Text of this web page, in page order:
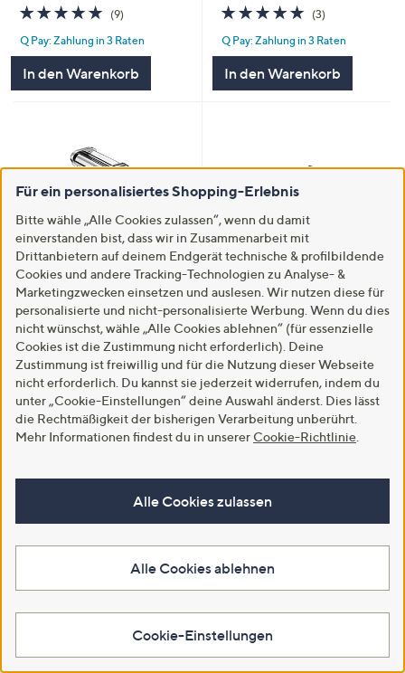
4.7
von
5
(9)
Q Pay: Zahlung in 3 Raten
In den Warenkorb
4.7
von
5
(3)3
Q Pay: Zahlung in 3 Raten
In den Warenkorb
Top-Kundenbewertung
KITCHENAID® Nudelvorsatz
aus Edelstahl inkl.
Reinigungsbürste 3tlg.
€ 149,99
4.7
von
5
(102)102
Bewertungen
Q Pay: Zahlung in 3 Raten
WOLL® D-Lite Bratpfannen-
Set, 2tlg Ø20 & 24cm PFAS-frei
€ 114,99
4.7
von
5
(3)3
Bewertungen
Q Pay: Zahlung in 3 Raten
In den Warenkorb
Für ein personalisiertes Shopping-Erlebnis
Bitte wähle „Alle Cookies zulassen“, wenn du damit
einverstanden bist, dass wir in Zusammenarbeit mit
Drittanbietern auf deinem Endgerät technische & profilbildende
Cookies und andere Tracking-Technologien zu Analyse- &
Marketingzwecken einsetzen und auslesen. Wir nutzen diese für
personalisierte und nicht-personalisierte Werbung. Wenn du dies
nicht wünschst, wähle „Alle Cookies ablehnen“ (für essenzielle
Cookies ist die Zustimmung nicht erforderlich). Deine
Zustimmung ist freiwillig und für die Nutzung dieser Webseite
nicht erforderlich. Du kannst sie jederzeit widerrufen, indem du
unter „Cookie-Einstellungen“ deine Auswahl änderst. Dies lässt
die Rechtmäßigkeit der bisherigen Verarbeitung unberührt.
Mehr Informationen findest du in unserer Cookie-Richtlinie
Alle Cookies zulassen
Alle Cookies ablehnen
Cookie-Einstellungen